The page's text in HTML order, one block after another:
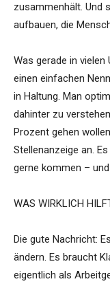
zusammenhält. Und
aufbauen, die
Was gerade in
einen einfachen
in Haltung. Man
dahinter zu
Prozent gehen
Stellenanzeige an.
gerne kommen –
WAS WIRKLICH
Die gute Nachricht:
ändern. Es braucht
eigentlich als